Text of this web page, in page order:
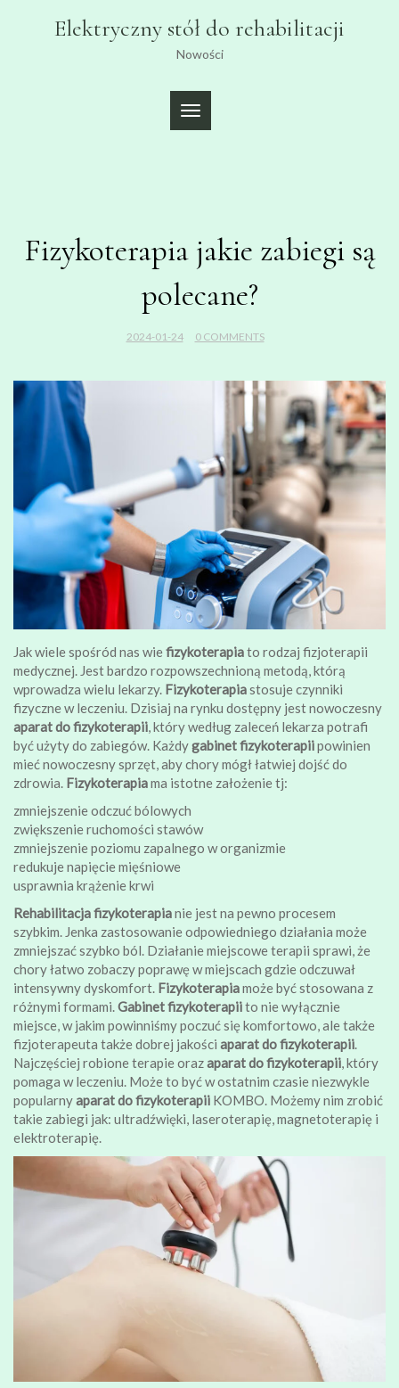
Elektryczny stół do rehabilitacji
Nowości
TOGGLE
NAVIGATION
Fizykoterapia jakie zabiegi są
polecane?
2024-01-24 0 COMMENTS
Jak wiele spośród nas wiefizykoterapiato rodzaj fizjoterapii
medycznej. Jest bardzo rozpowszechnioną metodą, którą
wprowadza wielu lekarzy. Fizykoterapiastosuje czynniki
fizyczne w leczeniu. Dzisiaj na rynku dostępny jest nowoczesny
aparat do fizykoterapii, który według zaleceń lekarza potrafi
być użyty do zabiegów. Każdygabinet fizykoterapiipowinien
mieć nowoczesny sprzęt, aby chory mógł łatwiej dojść do
zdrowia. Fizykoterapiama istotne założenie tj:
zmniejszenie odczuć bólowych
zwiększenie ruchomości stawów
zmniejszenie poziomu zapalnego w organizmie
redukuje napięcie mięśniowe
usprawnia krążenie krwi
Rehabilitacja fizykoterapianie jest na pewno procesem
szybkim. Jenka zastosowanie odpowiedniego działania może
zmniejszać szybko ból. Działanie miejscowe terapii sprawi, że
chory łatwo zobaczy poprawę w miejscach gdzie odczuwał
intensywny dyskomfort. Fizykoterapiamoże być stosowana z
różnymi formami.Gabinet fizykoterapiito nie wyłącznie
miejsce, w jakim powinniśmy poczuć się komfortowo, ale także
fizjoterapeuta także dobrej jakości aparat do fizykoterapii.
Najczęściej robione terapie orazaparat do fizykoterapii, który
pomaga w leczeniu. Może to być w ostatnim czasie niezwykle
popularnyaparat do fizykoterapii KOMBO. Możemy nim zrobić
takie zabiegi jak: ultradźwięki, laseroterapię, magnetoterapię i
elektroterapię.